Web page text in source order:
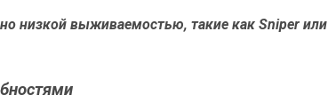
низкой выживаемостью, такие как Sniper или